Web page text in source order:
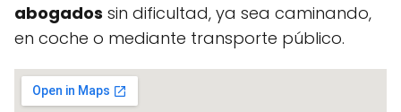
abogados sin dificultad, ya sea caminando,
en coche o mediante transporte público.